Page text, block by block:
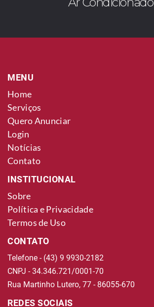
MENU
Home
Serviços
Quero Anunciar
Login
Notícias
Contato
INSTITUCIONAL
Sobre
Política e Privacidade
Termos de Uso
CONTATO
Telefone - (43) 9 9930-2182
CNPJ - 34.346.721/0001-70
Rua Martinho Lutero, 77 - 86055-670
REDES SOCIAIS